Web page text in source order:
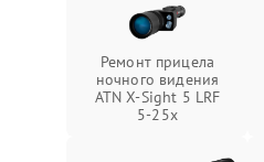
Ремонт прицела
ночного видения
ATN X-Sight 5 LRF
5-25x